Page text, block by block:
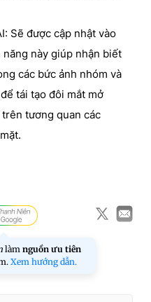
Sẽ được cập nhật vào
này giúp nhận biết
các bức ảnh nhóm và
tái tạo đôi mắt mở
tương quan các
làm nguồn ưu tiên
Xem hướng dẫn.